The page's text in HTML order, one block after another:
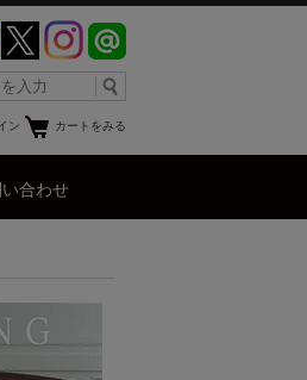
ン カートをみる
合わせ